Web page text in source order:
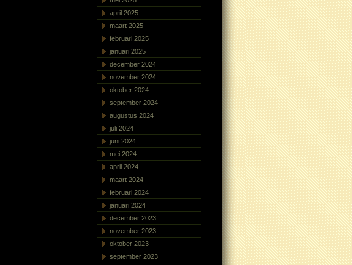
april 2025
maart 2025
februari 2025
januari 2025
december 2024
november 2024
oktober 2024
september 2024
augustus 2024
juli 2024
juni 2024
mei 2024
april 2024
maart 2024
februari 2024
januari 2024
december 2023
november 2023
oktober 2023
september 2023